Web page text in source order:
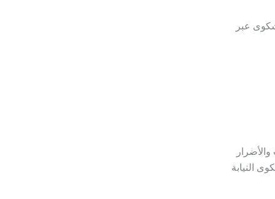
من تقديم الشكوى عبر
النيابة